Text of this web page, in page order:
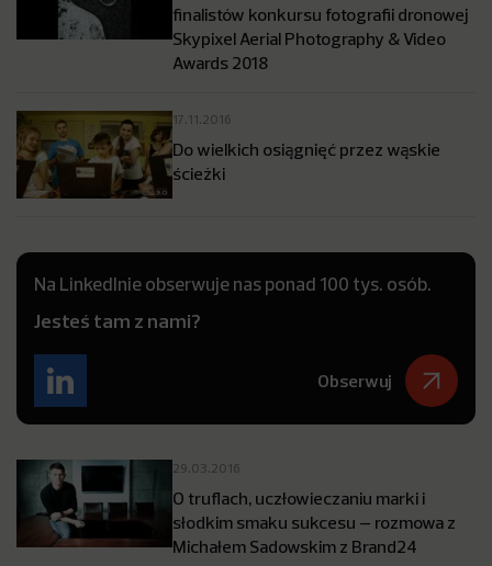
finalistów konkursu fotografii dronowej
Skypixel Aerial Photography & Video
Awards 2018
17.11.2016
Do wielkich osiągnięć przez wąskie
ścieżki
Na LinkedInie obserwuje nas ponad 100 tys. osób.
Jesteś tam z nami?
Obserwuj
29.03.2016
O truflach, uczłowieczaniu marki i
słodkim smaku sukcesu – rozmowa z
Michałem Sadowskim z Brand24